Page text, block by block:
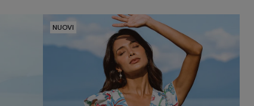
NUOVI